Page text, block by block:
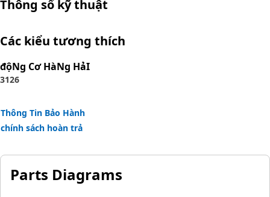
Thông số kỹ thuật
Các kiểu tương thích
độNg Cơ HàNg HảI
3126
Thông Tin Bảo Hành
chính sách hoàn trả
Parts Diagrams